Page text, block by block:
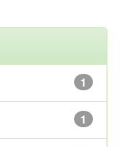
1
1